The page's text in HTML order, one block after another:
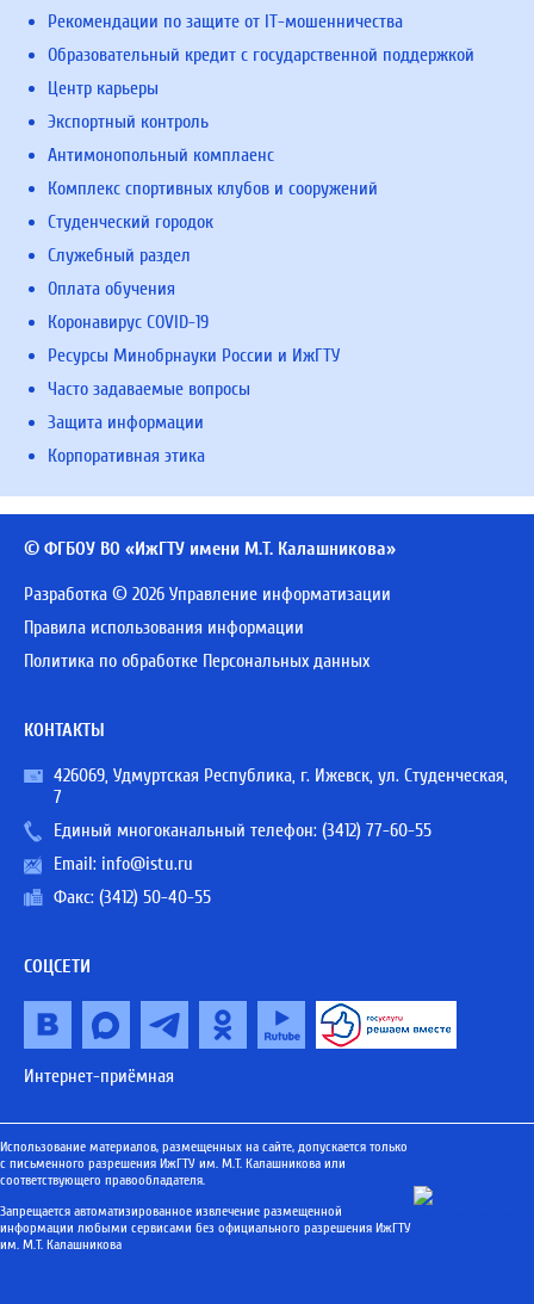
Рекомендации по защите от IT-мошенничества
Образовательный кредит с государственной поддержкой
Центр карьеры
Экспортный контроль
Антимонопольный комплаенс
Комплекс спортивных клубов и сооружений
Студенческий городок
Служебный раздел
Оплата обучения
Коронавирус COVID-19
Ресурсы Минобрнауки России и ИжГТУ
Часто задаваемые вопросы
Защита информации
Корпоративная этика
© ФГБОУ ВО «ИжГТУ имени М.Т. Калашникова»
Разработка © 2026 Управление информатизации
Правила использования информации
Политика по обработке Персональных данных
КОНТАКТЫ
426069, Удмуртская Республика, г. Ижевск, ул. Студенческая,
7
Единый многоканальный телефон: (3412) 77-60-55
Email: info@istu.ru
Факс: (3412) 50-40-55
СОЦСЕТИ
Интернет-приёмная
Использование материалов, размещенных на сайте, допускается только
с письменного разрешения ИжГТУ им. М.Т. Калашникова или
соответствующего правообладателя.
Запрещается автоматизированное извлечение размещенной
информации любыми сервисами без официального разрешения ИжГТУ
им. М.Т. Калашникова